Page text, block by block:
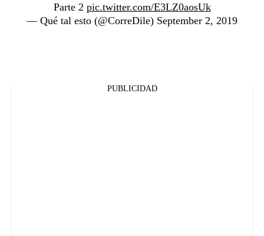
Parte 2 pic.twitter.com/E3LZ0aosUk
— Qué tal esto (@CorreDile) September 2, 2019
PUBLICIDAD